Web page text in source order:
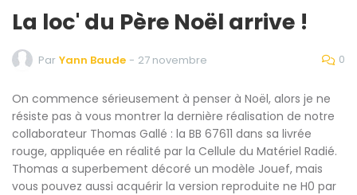
La loc' du Père Noël arrive !
Par Yann Baude - 27 novembre 0
On commence sérieusement à penser à Noël, alors je ne
résiste pas à vous montrer la dernière réalisation de notre
collaborateur Thomas Gallé : la BB 67611 dans sa livrée
rouge, appliquée en réalité par la Cellule du Matériel Radié.
Thomas a superbement décoré un modèle Jouef, mais
vous pouvez aussi acquérir la version reproduite ne H0 par